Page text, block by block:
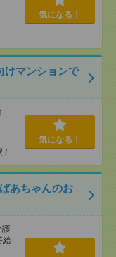
気になる！
けマンションで
/ …
気になる！
あちゃんのお
護
給